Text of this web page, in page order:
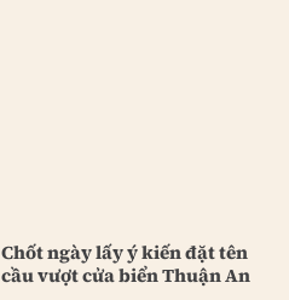
Chốt ngày lấy ý kiến đặt tên
cầu vượt cửa biển Thuận An